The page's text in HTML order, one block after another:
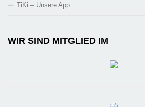
TiKi – Unsere App
WIR SIND MITGLIED IM